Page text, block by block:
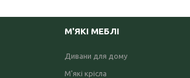
М'ЯКІ МЕБЛІ
Дивани для дому
М'які крісла